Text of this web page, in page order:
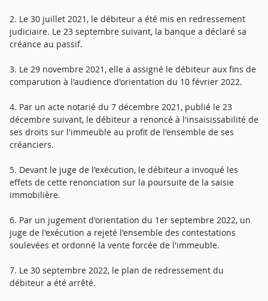
2. Le 30 juillet 2021, le débiteur a été mis en redressement
judiciaire. Le 23 septembre suivant, la banque a déclaré sa
créance au passif.
3. Le 29 novembre 2021, elle a assigné le débiteur aux fins de
comparution à l'audience d'orientation du 10 février 2022.
4. Par un acte notarié du 7 décembre 2021, publié le 23
décembre suivant, le débiteur a renoncé à l'insaisissabilité de
ses droits sur l'immeuble au profit de l'ensemble de ses
créanciers.
5. Devant le juge de l'exécution, le débiteur a invoqué les
effets de cette renonciation sur la poursuite de la saisie
immobilière.
6. Par un jugement d'orientation du 1er septembre 2022, un
juge de l'exécution a rejeté l'ensemble des contestations
soulevées et ordonné la vente forcée de l'immeuble.
7. Le 30 septembre 2022, le plan de redressement du
débiteur a été arrêté.